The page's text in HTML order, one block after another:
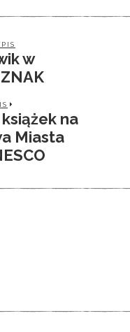
w
na
Miasta